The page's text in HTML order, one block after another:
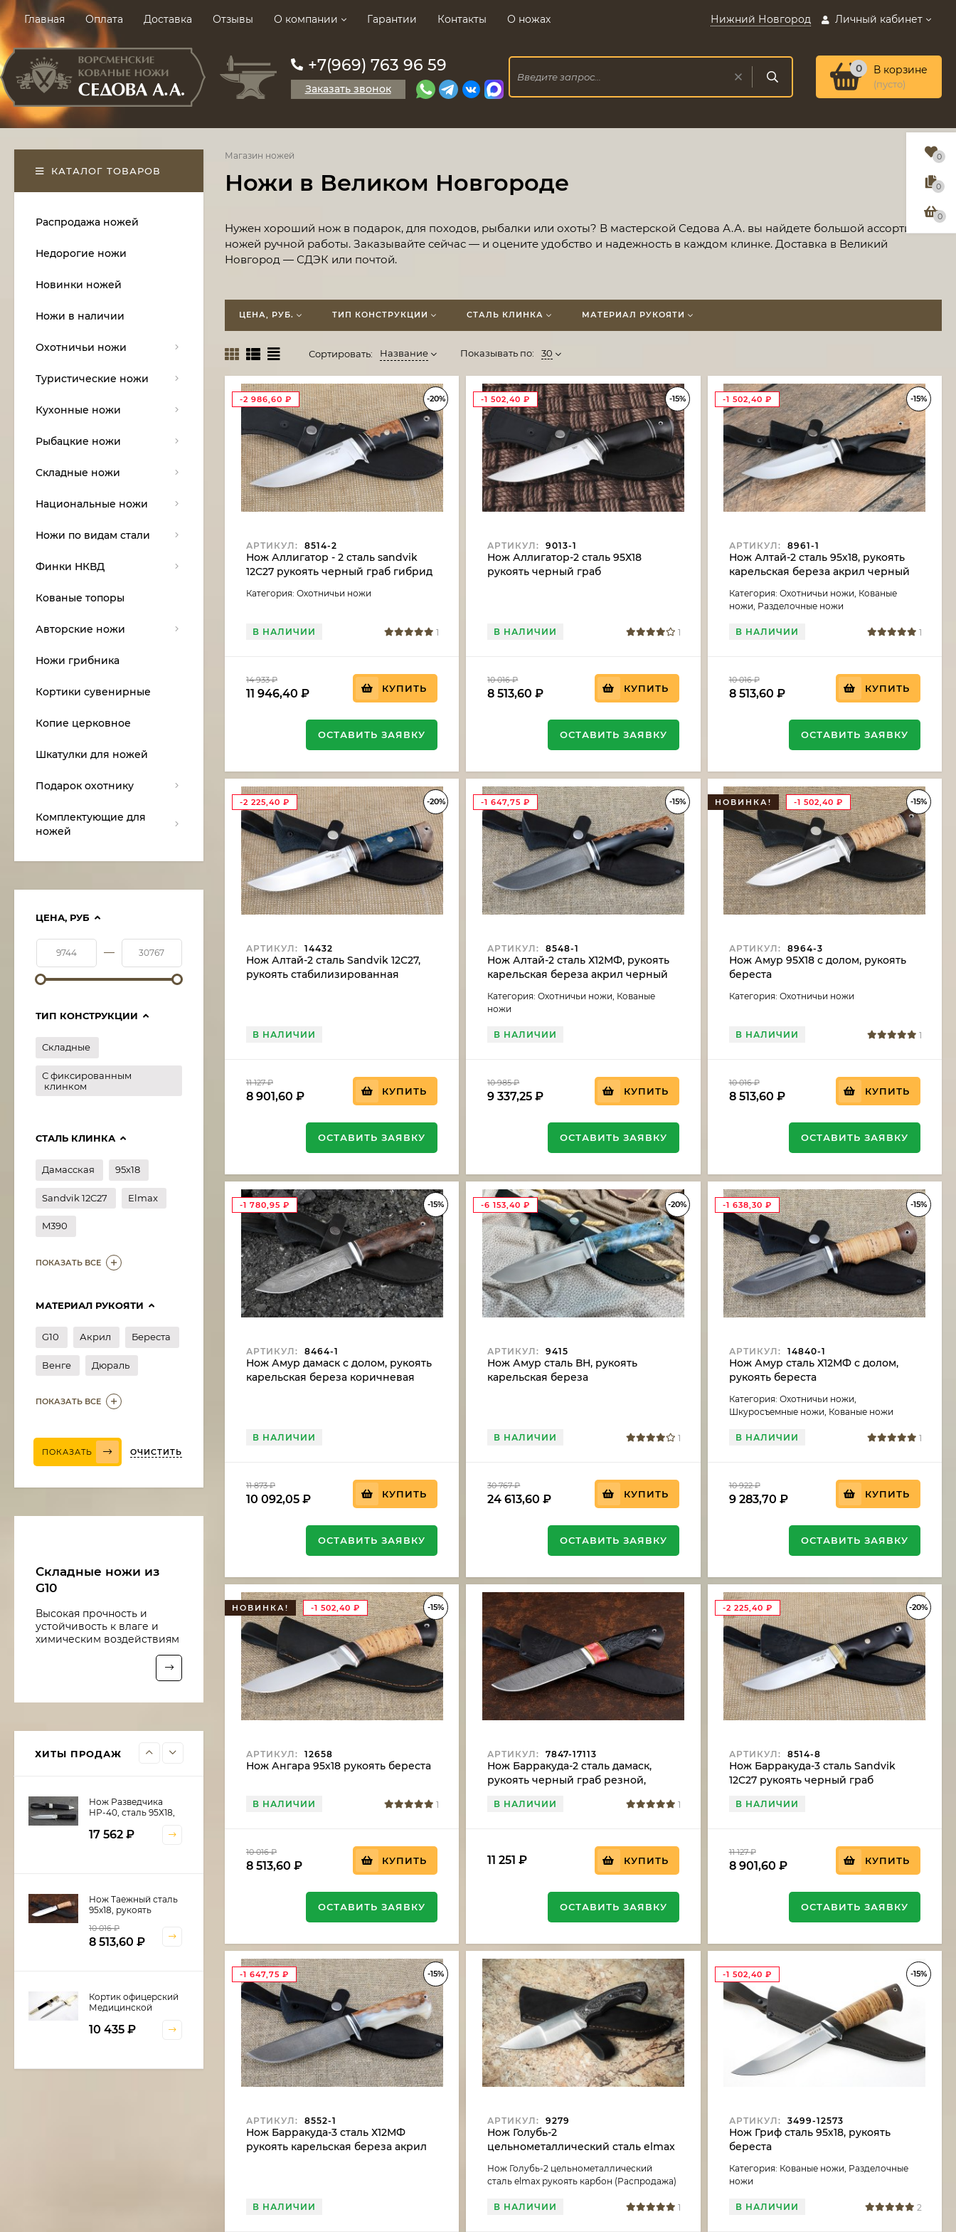
Главная Оплата Доставка Отзывы О компании Гарантии Контакты О ножах Нижний Новгород Личный кабинет
+7(969) 763 96 59
Заказать звонок
0 В корзине
(пусто)
Магазин ножей
Ножи в Великом Новгороде
Нужен хороший нож в подарок, для походов, рыбалки или охоты? В мастерской Седова А.А. вы найдете большой ассортимент
ножей ручной работы. Заказывайте сейчас — и оцените удобство и надежность в каждом клинке. Доставка в Великий
Новгород — СДЭК или почтой.
ЦЕНА, РУБ. ТИП КОНСТРУКЦИИ СТАЛЬ КЛИНКА МАТЕРИАЛ РУКОЯТИ
Сортировать: Название Показывать по: 30
-20%
-2 986,60 ₽
АРТИКУЛ: 8514-2
Нож Аллигатор - 2 сталь sandvik
12C27 рукоять черный граб гибрид
Категория: Охотничьи ножи
В НАЛИЧИИ 1
14 933₽
11 946,40 ₽ КУПИТЬ
ОСТАВИТЬ ЗАЯВКУ
-15%
-1 502,40₽
АРТИКУЛ: 9013-1
Нож Аллигатор-2 сталь 95Х18
рукоять черный граб
В НАЛИЧИИ 1
10 016₽
8 513,60₽ КУПИТЬ
ОСТАВИТЬ ЗАЯВКУ
-15%
-1 502,40 ₽
АРТИКУЛ: 8961-1
Нож Алтай-2 сталь 95х18, рукоять
карельская береза акрил черный
Категория: Охотничьи ножи, Кованые
ножи, Разделочные ножи
В НАЛИЧИИ 1
10 016₽
8 513,60 ₽ КУПИТЬ
ОСТАВИТЬ ЗАЯВКУ
-20%
-2 225,40 ₽
АРТИКУЛ: 14432
Нож Алтай-2 сталь Sandvik 12C27,
рукоять стабилизированная
В НАЛИЧИИ
11 127₽
8 901,60 ₽ КУПИТЬ
ОСТАВИТЬ ЗАЯВКУ
-15%
-1 647,75₽
АРТИКУЛ: 8548-1
Нож Алтай-2 сталь Х12МФ, рукоять
карельская береза акрил черный
Категория: Охотничьи ножи, Кованые
ножи
В НАЛИЧИИ
10 985₽
9 337,25₽ КУПИТЬ
ОСТАВИТЬ ЗАЯВКУ
-15%
НОВИНКА! -1 502,40 ₽
АРТИКУЛ: 8964-3
Нож Амур 95Х18 с долом, рукоять
береста
Категория: Охотничьи ножи
В НАЛИЧИИ 1
10 016₽
8 513,60 ₽ КУПИТЬ
ОСТАВИТЬ ЗАЯВКУ
-15%
-1 780,95 ₽
АРТИКУЛ: 8464-1
Нож Амур дамаск с долом, рукоять
карельская береза коричневая
В НАЛИЧИИ
11 873₽
10 092,05 ₽ КУПИТЬ
ОСТАВИТЬ ЗАЯВКУ
-20%
-6 153,40₽
АРТИКУЛ: 9415
Нож Амур сталь ВН, рукоять
карельская береза
В НАЛИЧИИ 1
30 767₽
24 613,60₽ КУПИТЬ
ОСТАВИТЬ ЗАЯВКУ
-15%
-1 638,30 ₽
АРТИКУЛ: 14840-1
Нож Амур сталь Х12МФ с долом,
рукоять береста
Категория: Охотничьи ножи,
Шкуросъемные ножи, Кованые ножи
В НАЛИЧИИ 1
10 922₽
9 283,70 ₽ КУПИТЬ
ОСТАВИТЬ ЗАЯВКУ
-15%
НОВИНКА! -1 502,40 ₽
АРТИКУЛ: 12658
Нож Ангара 95х18 рукоять береста
В НАЛИЧИИ 1
10 016₽
8 513,60 ₽ КУПИТЬ
ОСТАВИТЬ ЗАЯВКУ
АРТИКУЛ: 7847-17113
Нож Барракуда-2 сталь дамаск,
рукоять черный граб резной,
В НАЛИЧИИ 1
11 251₽ КУПИТЬ
ОСТАВИТЬ ЗАЯВКУ
-20%
-2 225,40 ₽
АРТИКУЛ: 8514-8
Нож Барракуда-3 сталь Sandvik
12C27 рукоять черный граб
В НАЛИЧИИ
11 127₽
8 901,60 ₽ КУПИТЬ
ОСТАВИТЬ ЗАЯВКУ
-15%
-1 647,75 ₽
АРТИКУЛ: 8552-1
Нож Барракуда-3 сталь Х12МФ
рукоять карельская береза акрил
В НАЛИЧИИ
АРТИКУЛ: 9279
Нож Голубь-2
цельнометаллический сталь elmax
Нож Голубь-2 цельнометаллический
сталь elmax рукоять карбон (Распродажа)
В НАЛИЧИИ 1
-15%
-1 502,40 ₽
АРТИКУЛ: 3499-12573
Нож Гриф сталь 95х18, рукоять
береста
Категория: Кованые ножи, Разделочные
ножи
В НАЛИЧИИ 2
КАТАЛОГ ТОВАРОВ
Распродажа ножей
Недорогие ножи
Новинки ножей
Ножи в наличии
Охотничьи ножи
Туристические ножи
Кухонные ножи
Рыбацкие ножи
Складные ножи
Национальные ножи
Ножи по видам стали
Финки НКВД
Кованые топоры
Авторские ножи
Ножи грибника
Кортики сувенирные
Копие церковное
Шкатулки для ножей
Подарок охотнику
Комплектующие для
ножей
ЦЕНА, РУБ
—
ТИП КОНСТРУКЦИИ
Складные
С фиксированным
клинком
СТАЛЬ КЛИНКА
Дамасская 95х18
Sandvik 12C27 Elmax
M390
ПОКАЗАТЬ ВСЕ
МАТЕРИАЛ РУКОЯТИ
G10 Акрил Береста
Венге Дюраль
ПОКАЗАТЬ ВСЕ
ПОКАЗАТЬ ОЧИСТИТЬ
Складные ножи из
G10
Высокая прочность и
устойчивость к влаге и
химическим воздействиям
ХИТЫ ПРОДАЖ
95х18, рукоять
береста
10 016₽
Нож Рыболов-5 сталь
10 922₽
Нож Разведчика
НР-40, сталь 95Х18,
черный граб,
17 562 ₽
Нож Таежный сталь
95х18, рукоять
10 016₽
8 513,60 ₽
Кортик офицерский
Медицинской
10 435 ₽
0
0
0